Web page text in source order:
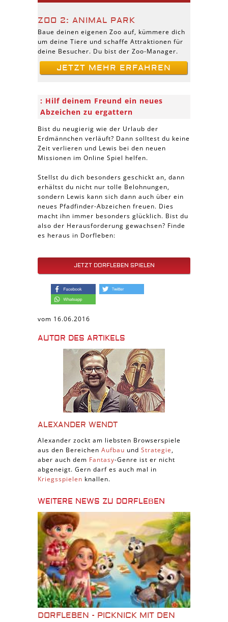
ZOO 2: ANIMAL PARK
Baue deinen eigenen Zoo auf, kümmere dich
um deine Tiere und schaffe Attraktionen für
deine Besucher. Du bist der Zoo-Manager.
JETZT MEHR ERFAHREN
Hilf deinem Freund ein neues
Abzeichen zu ergattern
Bist du neugierig wie der Urlaub der
Erdmännchen verläuft? Dann solltest du keine
Zeit verlieren und Lewis bei den neuen
Missionen im Online Spiel helfen.
Stellst du dich besonders geschickt an, dann
erhältst du nicht nur tolle Belohnungen,
sondern Lewis kann sich dann auch über ein
neues Pfadfinder-Abzeichen freuen. Dies
macht ihn immer besonders glücklich. Bist du
also der Herausforderung gewachsen? Finde
es heraus in Dorfleben:
JETZT DORFLEBEN SPIELEN
vom 16.06.2016
AUTOR DES ARTIKELS
ALEXANDER WENDT
Alexander zockt am liebsten Browserspiele
aus den Bereichen Aufbau und Strategie,
aber auch dem Fantasy-Genre ist er nicht
abgeneigt. Gern darf es auch mal in
Kriegsspielen knallen.
WEITERE NEWS ZU DORFLEBEN
DORFLEBEN - PICKNICK MIT DEN